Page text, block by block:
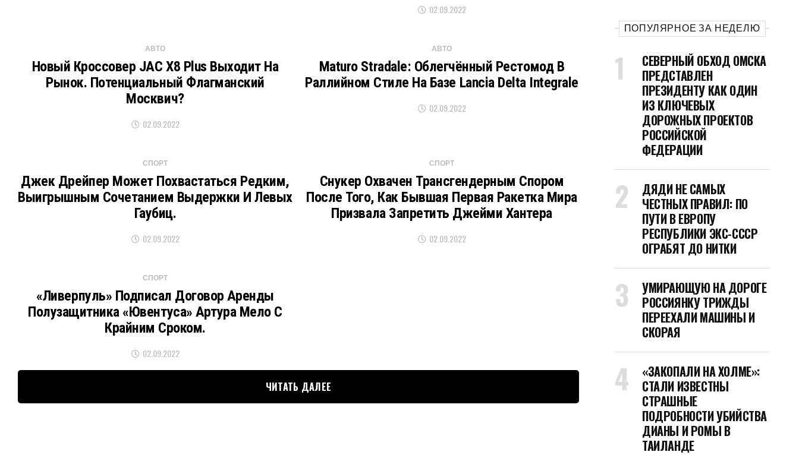
02.09.2022
АВТО
Новый Кроссовер JAC X8 Plus Выходит На
Рынок. Потенциальный Флагманский
Москвич?
02.09.2022
АВТО
Maturo Stradale: Облегчённый Рестомод В
Раллийном Стиле На Базе Lancia Delta Integrale
02.09.2022
СПОРТ
Джек Дрейпер Может Похвастаться Редким,
Выигрышным Сочетанием Выдержки И Левых
Гаубиц.
02.09.2022
СПОРТ
Снукер Охвачен Трансгендерным Спором
После Того, Как Бывшая Первая Ракетка Мира
Призвала Запретить Джейми Хантера
02.09.2022
СПОРТ
«Ливерпуль» Подписал Договор Аренды
Полузащитника «Ювентуса» Артура Мело С
Крайним Сроком.
02.09.2022
ЧИТАТЬ ДАЛЕЕ
ПОПУЛЯРНОЕ ЗА НЕДЕЛЮ
СЕВЕРНЫЙ ОБХОД ОМСКА
ПРЕДСТАВЛЕН
ПРЕЗИДЕНТУ КАК ОДИН
ИЗ КЛЮЧЕВЫХ
ДОРОЖНЫХ ПРОЕКТОВ
РОССИЙСКОЙ
ФЕДЕРАЦИИ
ДЯДИ НЕ САМЫХ
ЧЕСТНЫХ ПРАВИЛ: ПО
ПУТИ В ЕВРОПУ
РЕСПУБЛИКИ ЭКС-СССР
ОГРАБЯТ ДО НИТКИ
УМИРАЮЩУЮ НА ДОРОГЕ
РОССИЯНКУ ТРИЖДЫ
ПЕРЕЕХАЛИ МАШИНЫ И
СКОРАЯ
«ЗАКОПАЛИ НА ХОЛМЕ»:
СТАЛИ ИЗВЕСТНЫ
СТРАШНЫЕ
ПОДРОБНОСТИ УБИЙСТВА
ДИАНЫ И РОМЫ В
ТАИЛАНДЕ